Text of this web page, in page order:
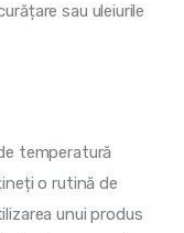
sau uleiurile
temperatură
o rutină de
unui produs